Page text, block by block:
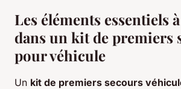
Les éléments essentiels
dans un kit de premiers
pour véhicule
Un kit de premiers secours